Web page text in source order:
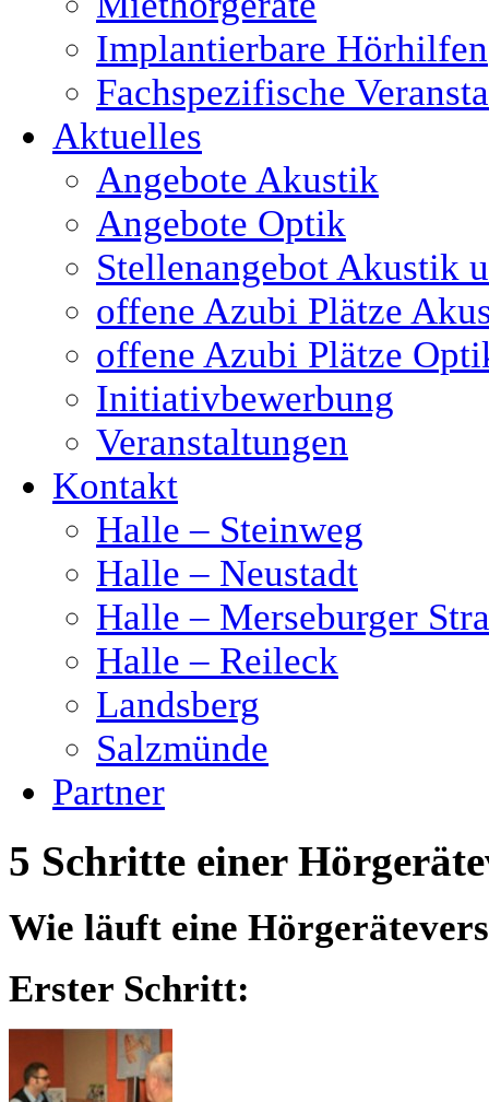
Implantierbare Hörhilfen
Fachspezifische
Aktuelles
Angebote Akustik
Angebote Optik
Stellenangebot Akustik
offene Azubi Plätze
offene Azubi Plätze
Initiativbewerbung
Veranstaltungen
Kontakt
Halle – Steinweg
Halle – Neustadt
Halle – Merseburger
Halle – Reileck
Landsberg
Salzmünde
Partner
5 Schritte einer
Wie läuft eine
Erster Schritt: